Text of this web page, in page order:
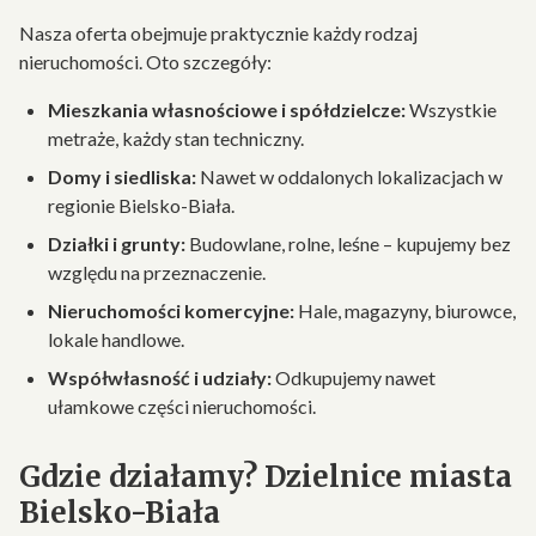
Nasza oferta obejmuje praktycznie każdy rodzaj
nieruchomości. Oto szczegóły:
Mieszkania własnościowe i spółdzielcze:Wszystkie
metraże, każdy stan techniczny.
Domy i siedliska: Nawet w oddalonych lokalizacjach w
regionie Bielsko-Biała.
Działki i grunty: Budowlane, rolne, leśne – kupujemy bez
względu na przeznaczenie.
Nieruchomości komercyjne: Hale, magazyny, biurowce,
lokale handlowe.
Współwłasność i udziały:Odkupujemy nawet
ułamkowe części nieruchomości.
Gdzie działamy? Dzielnice miasta
Bielsko-Biała